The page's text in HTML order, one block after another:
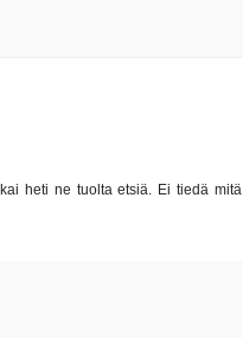
heti ne tuolta etsiä. Ei tiedä mitä